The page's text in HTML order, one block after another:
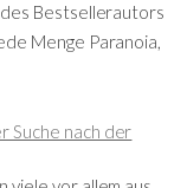
Bestsellerautors
Menge Paranoia,
Suche nach der